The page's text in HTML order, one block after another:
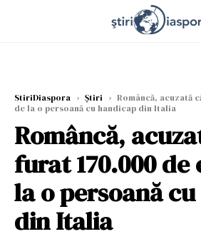
StiriDiaspora › Știri › Româncă, acuzată
de la o persoană cu handicap din Italia
Româncă,
furat 170.000 de
la o persoană
din Italia